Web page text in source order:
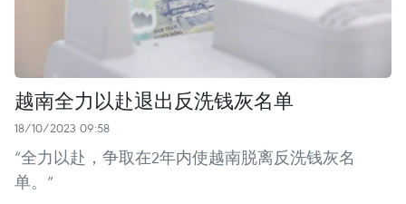
越南全力以赴退出反洗钱灰名单
18/10/2023 09:58
“全力以赴，争取在2年内使越南脱离反洗钱灰名
单。”